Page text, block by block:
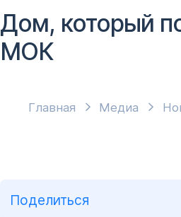
Главная Медиа
Дом, который
МОК
Поделиться